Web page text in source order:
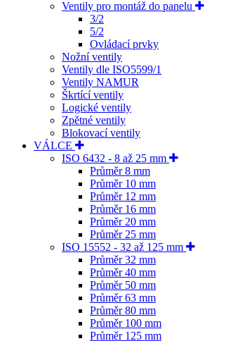
Ventily pro montáž do panelu
3/2
5/2
Ovládací prvky
Nožní ventily
Ventily dle ISO5599/1
Ventily NAMUR
Škrtící ventily
Logické ventily
Zpětné ventily
Blokovací ventily
VÁLCE
ISO 6432 - 8 až 25 mm
Průměr 8 mm
Průměr 10 mm
Průměr 12 mm
Průměr 16 mm
Průměr 20 mm
Průměr 25 mm
ISO 15552 - 32 až 125 mm
Průměr 32 mm
Průměr 40 mm
Průměr 50 mm
Průměr 63 mm
Průměr 80 mm
Průměr 100 mm
Průměr 125 mm